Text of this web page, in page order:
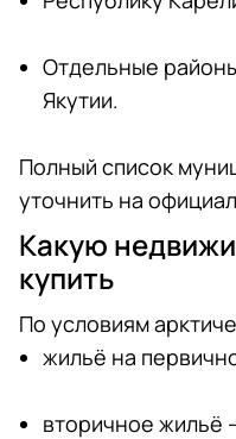
Отдельные
Якутии.
Полный список
уточнить на
Какую
купить
По условиям
жильё на
вторичное жильё